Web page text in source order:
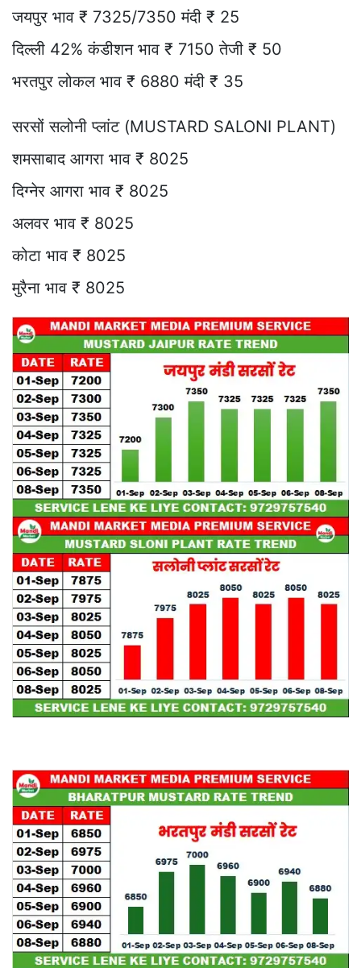
जयपुर भाव ₹ 7325/7350 मंदी ₹ 25
दिल्ली 42% कंडीशन भाव ₹ 7150 तेजी ₹ 50
भरतपुर लोकल भाव ₹ 6880 मंदी ₹ 35
सरसों सलोनी प्लांट (MUSTARD SALONI PLANT)
शमसाबाद आगरा भाव ₹ 8025
दिग्नेर आगरा भाव ₹ 8025
अलवर भाव ₹ 8025
कोटा भाव ₹ 8025
मुरैना भाव ₹ 8025